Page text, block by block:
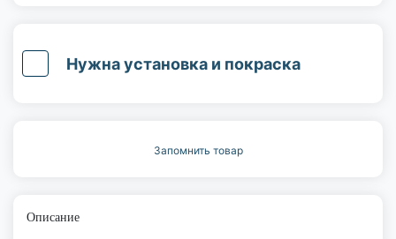
Нужна установка и покраска
Запомнить товар
Описание